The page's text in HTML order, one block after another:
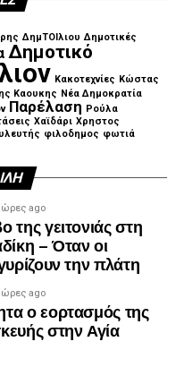
ΔημΤΟΙλιου Δημοτικές
Δημοτικό
Κακοτεχνίες Κώστας
Καουκης Νέα Δημοκρατία
Παρέλαση Ρούλα
Χαϊδάρι Χρηστος
φιλοδημος φωτιά
ώρες ago
γειτονιάς στη
– Όταν οι
την πλάτη
ώρες ago
ο εορτασμός της
στην Αγία